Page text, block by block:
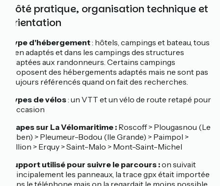
Côté pratique, organisation technique et
orientation
Type d'hébergement: hôtels, campings et bateau, tous
bien adaptés et dans les campings des structures
adaptées aux randonneurs. Certains campings
proposent des hébergements adaptés mais ne sont pas
toujours référencés quand on fait des recherches.
Types de vélos: un VTT et un vélo de route retapé pour
l'occasion
Étapes sur La Vélomaritime : Roscoff > Plougasnou (Le
Diben) > Pleumeur-Bodou (Ile Grande) > Paimpol >
Hillion > Erquy > Saint-Malo > Mont-Saint-Michel
Support utilisé pour suivre le parcours :on suivait
principalement les panneaux, la trace gpx était importée